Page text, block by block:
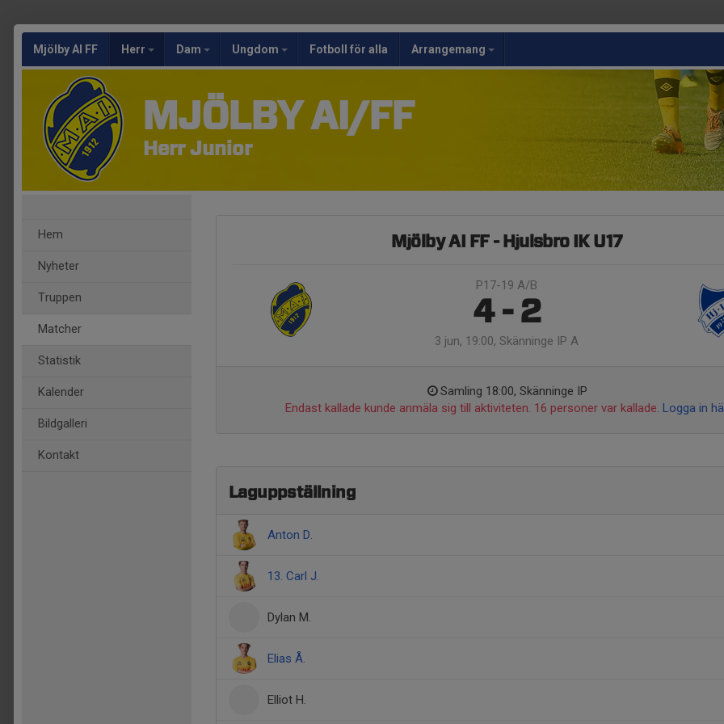
Mjölby AI FF Herr Dam Ungdom Fotboll för alla Arrangemang
MJÖLBY AI/FF
Herr Junior
Hem
Nyheter
Truppen
Matcher
Statistik
Kalender
Bildgalleri
Kontakt
Mjölby AI FF - Hjulsbro IK U17
P17-19 A/B
4 - 2
3 jun, 19:00, Skänninge IP A
Samling 18:00, Skänninge IP
Endast kallade kunde anmäla sig till aktiviteten. 16 personer var kallade. Logga in
Laguppställning
Anton D.
13. Carl J.
Dylan M.
Elias Å.
Elliot H.